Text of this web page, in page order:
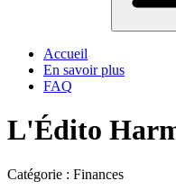
Accueil
En savoir plus
FAQ
L'Édito
Catégorie : Finances